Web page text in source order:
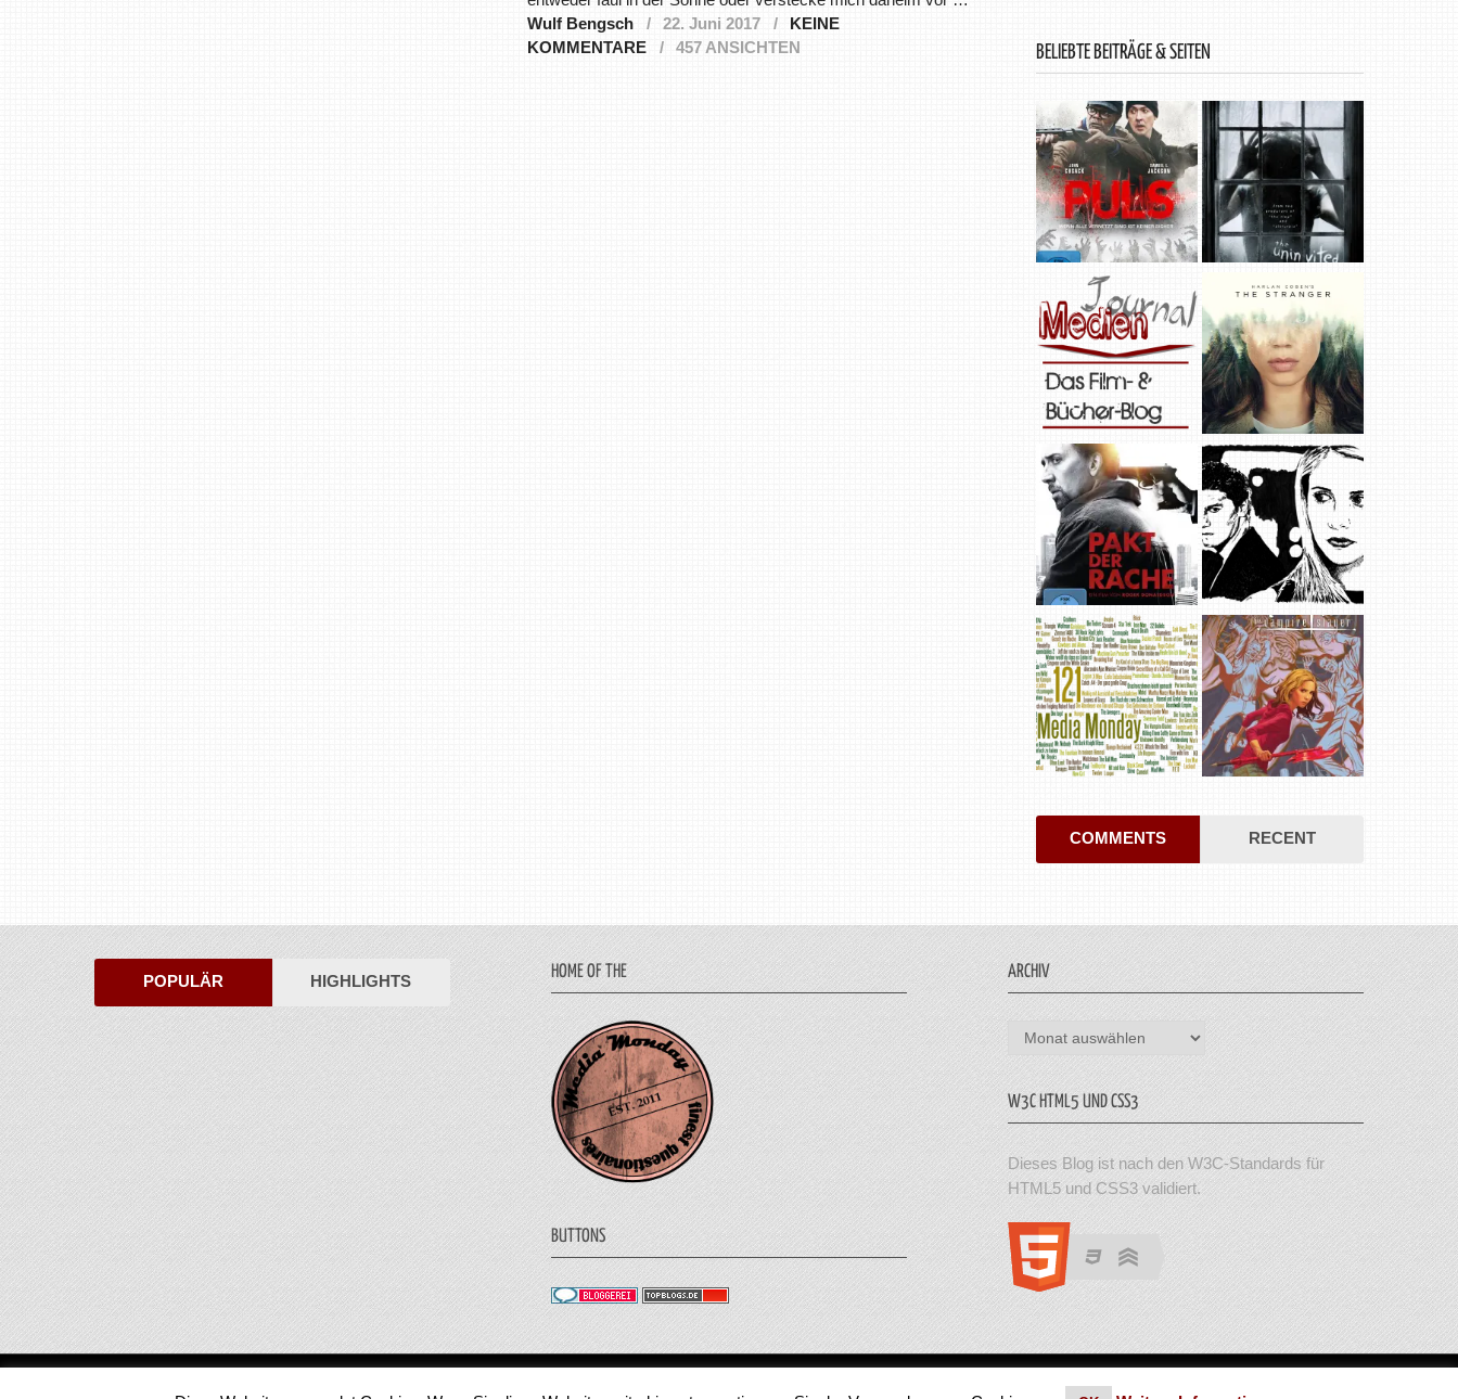
Wulf Bengsch
22. Juni 2017
KEINE
KOMMENTARE
457 ANSICHTEN BELIEBTE BEITRÄGE & SEITEN
COMMENTS RECENT
POPULÄR HIGHLIGHTS HOME OF THE
BUTTONS
ARCHIV
Archiv
W3C HTML5 UND CSS3
Dieses Blog ist nach den W3C-Standards für
HTML5 und CSS3 validiert.
Medienjournal Copyright © 2026. © 2011 - 2018 Medienjournal. Alle Rechte vorbehalten. Theme von MyThemeShop. Impressum